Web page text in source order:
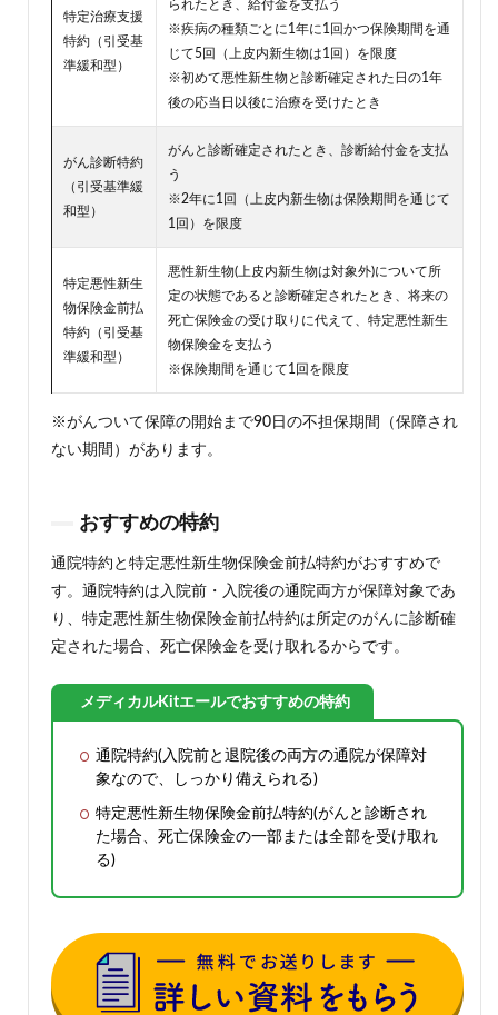
特定治療支援
特約（引受基
準緩和型）
られたとき、給付金を支払う
※疾病の種類ごとに1年に1回かつ保険期間を通
じて5回（上皮内新生物は1回）を限度
※初めて悪性新生物と診断確定された日の1年
後の応当日以後に治療を受けたとき
がん診断特約
（引受基準緩
和型）
がんと診断確定されたとき、診断給付金を支払
う
※2年に1回（上皮内新生物は保険期間を通じて
1回）を限度
特定悪性新生
物保険金前払
特約（引受基
準緩和型）
悪性新生物(上皮内新生物は対象外)について所
定の状態であると診断確定されたとき、将来の
死亡保険金の受け取りに代えて、特定悪性新生
物保険金を支払う
※保険期間を通じて1回を限度
※がんついて保障の開始まで90日の不担保期間（保障され
ない期間）があります。
おすすめの特約
通院特約と特定悪性新生物保険金前払特約がおすすめで
す。通院特約は入院前・入院後の通院両方が保障対象であ
り、特定悪性新生物保険金前払特約は所定のがんに診断確
定された場合、死亡保険金を受け取れるからです。
メディカルKitエールでおすすめの特約
通院特約(入院前と退院後の両方の通院が保障対
象なので、しっかり備えられる)
特定悪性新生物保険金前払特約(がんと診断され
た場合、死亡保険金の一部または全部を受け取れ
る)